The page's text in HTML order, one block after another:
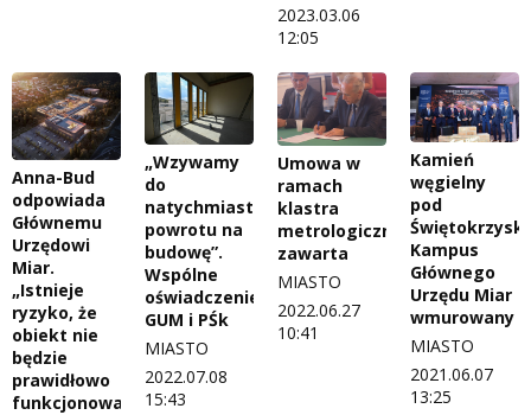
2023.03.06
12:05
Anna-Bud
odpowiada
Głównemu
Urzędowi
Miar.
„Istnieje
ryzyko, że
obiekt nie
będzie
prawidłowo
funkcjonował”
„Wzywamy
do
natychmiastowego
powrotu na
budowę”.
Wspólne
oświadczenie
GUM i PŚk
MIASTO
2022.07.08
15:43
Umowa w
ramach
klastra
metrologicznego
zawarta
MIASTO
2022.06.27
10:41
Kamień
węgielny
pod
Świętokrzyski
Kampus
Głównego
Urzędu Miar
wmurowany
MIASTO
2021.06.07
13:25